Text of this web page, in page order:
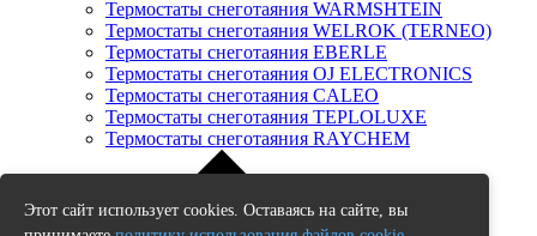
Термостаты снеготаяния WARMSHTEIN
Термостаты снеготаяния WELROK (TERNEO)
Термостаты снеготаяния EBERLE
Термостаты снеготаяния OJ ELECTRONICS
Термостаты снеготаяния CALEO
Термостаты снеготаяния TEPLOLUXE
Термостаты снеготаяния RAYCHEM
Этот сайт использует cookies. Оставаясь на сайте, вы